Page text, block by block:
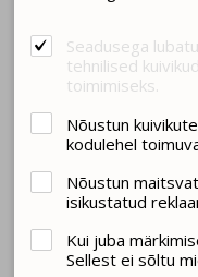
MURDVARAS MAURI
Heli Rantala
15.00 €
Seadusega
tehnilised
toimimiseks.
Nõustun
kodulehel
Nõustun
isikustatud
Kui juba
Sellest ei sõltu